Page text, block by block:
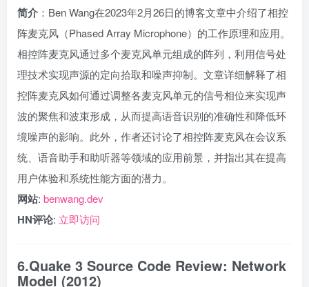
简介 ：Ben Wang在2023年2月26日的博客文章中介绍了相控
阵麦克风（Phased Array Microphone）的工作原理和应用。
相控阵麦克风通过多个麦克风单元组成的阵列，利用信号处
理技术实现声源的定向拾取和噪声抑制。文章详细解释了相
控阵麦克风如何通过调整各麦克风单元的信号相位来实现声
波的聚焦和波束形成，从而提高语音识别的准确性和降低环
境噪声的影响。此外，作者还讨论了相控阵麦克风在会议系
统、语音助手和助听器等领域的应用前景，并指出其在提高
用户体验和系统性能方面的潜力。
网站: benwang.dev
HN评论: 立即访问
6.Quake 3 Source Code Review: Network
Model (2012)